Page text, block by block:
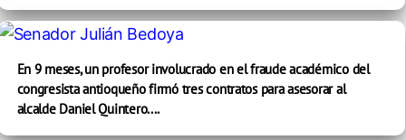
En 9 meses, un profesor involucrado en el fraude académico del
congresista antioqueño firmó tres contratos para asesorar al
alcalde Daniel Quintero....